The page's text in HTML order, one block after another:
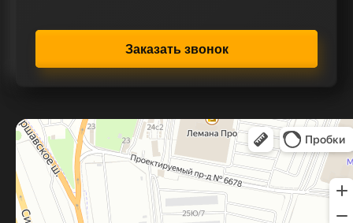
Заказать звонок